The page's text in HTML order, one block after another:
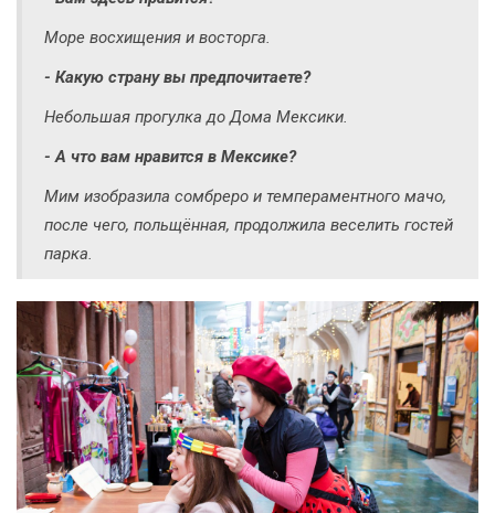
Море восхищения и восторга.
- Какую страну вы предпочитаете?
Небольшая прогулка до Дома Мексики.
- А что вам нравится в Мексике?
Мим изобразила сомбреро и темпераментного мачо,
после чего, польщённая, продолжила веселить гостей
парка.